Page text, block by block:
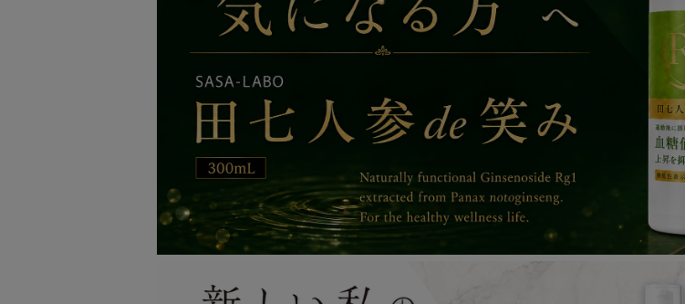
・ 2024.4.22
数霊ZENWA
新登場！
・ 2024.4.22ゴールデンウィーク休業に関するお知らせ
・ 2023.12.8年末・年始の営業及び休業に関するお知らせ
夏季休業に関するお知らせ
▼2023.12.8 年末・年始の営業及び休業に関するお知らせ
▼2023.4.22 ゴールデンウィーク休業に関するお知らせ
▼2023.4.1 電話番号の変更に関するお知らせ
▼2023.2.13 お客様用電話の変更について
▼2023.1.6 お客様用電話がつながらない件について